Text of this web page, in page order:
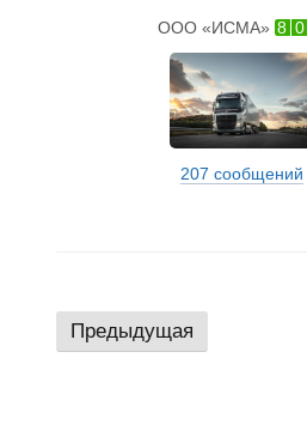
ООО «ИСМА» 8 0
207 сообщений
Предыдущая